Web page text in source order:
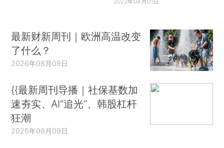
最新财新周刊｜欧洲高温改变
了什么？
2026年08月09日
{{最新周刊导播｜社保基数加
速夯实、AI“追光”、韩股杠杆
狂潮
2026年08月09日